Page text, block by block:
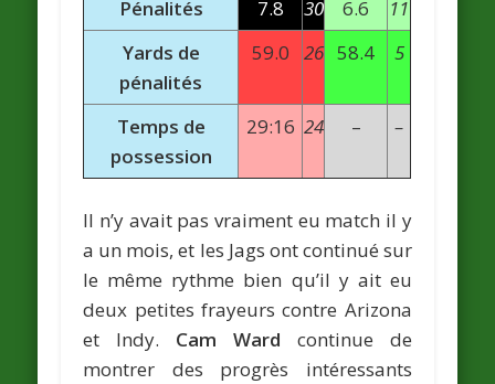
Pénalités
7.8 30 6.6
11
Yards de
pénalités
59.0 26 58.4 5
Temps de
possession
29:16 24 – –
Il n’y avait pas vraiment eu match il y
a un mois, et les Jags ont continué sur
le même rythme bien qu’il y ait eu
deux petites frayeurs contre Arizona
et Indy. Cam Ward continue de
montrer des progrès intéressants